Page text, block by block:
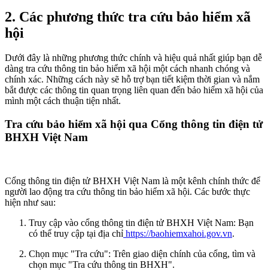
2. Các phương thức tra cứu bảo hiểm xã
hội
Dưới đây là những phương thức chính và hiệu quả nhất giúp bạn dễ
dàng tra cứu thông tin bảo hiểm xã hội một cách nhanh chóng và
chính xác. Những cách này sẽ hỗ trợ bạn tiết kiệm thời gian và nắm
bắt được các thông tin quan trọng liên quan đến bảo hiểm xã hội của
mình một cách thuận tiện nhất.
Tra cứu bảo hiểm xã hội qua Cổng thông tin điện tử
BHXH Việt Nam
Cổng thông tin điện tử BHXH Việt Nam là một kênh chính thức để
người lao động tra cứu thông tin bảo hiểm xã hội. Các bước thực
hiện như sau:
Truy cập vào cổng thông tin điện tử BHXH Việt Nam: Bạn
có thể truy cập tại địa chỉ https://baohiemxahoi.gov.vn.
Chọn mục "Tra cứu": Trên giao diện chính của cổng, tìm và
chọn mục "Tra cứu thông tin BHXH".